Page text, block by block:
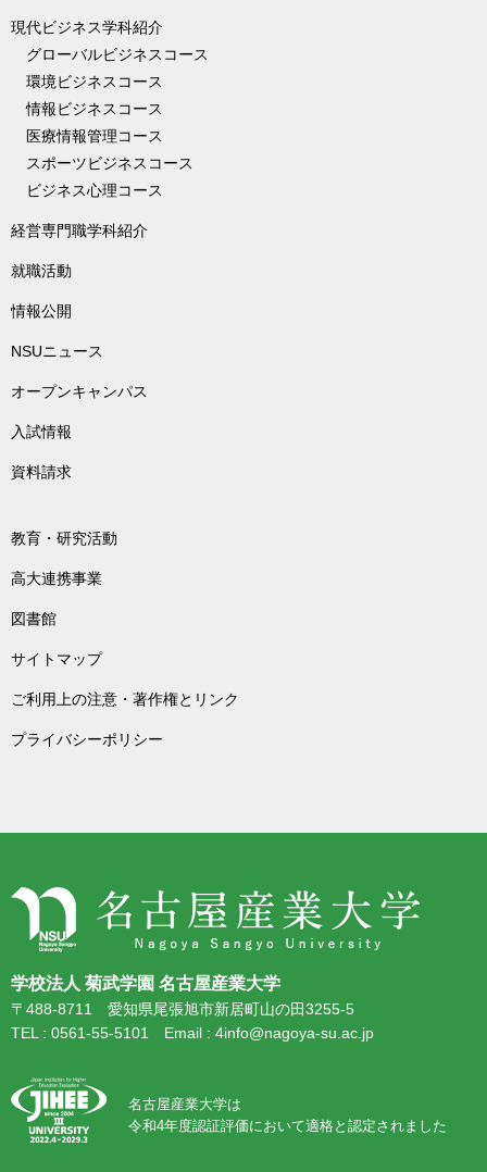
現代ビジネス学科紹介
グローバルビジネスコース
環境ビジネスコース
情報ビジネスコース
医療情報管理コース
スポーツビジネスコース
ビジネス心理コース
経営専門職学科紹介
就職活動
情報公開
NSUニュース
オープンキャンパス
入試情報
資料請求
教育・研究活動
高大連携事業
図書館
サイトマップ
ご利用上の注意・著作権とリンク
プライバシーポリシー
学校法人 菊武学園 名古屋産業大学
〒488-8711 愛知県尾張旭市新居町山の田3255-5
TEL : 0561-55-5101 Email : 4info@nagoya-su.ac.jp
名古屋産業大学は
令和4年度認証評価において適格と認定されました